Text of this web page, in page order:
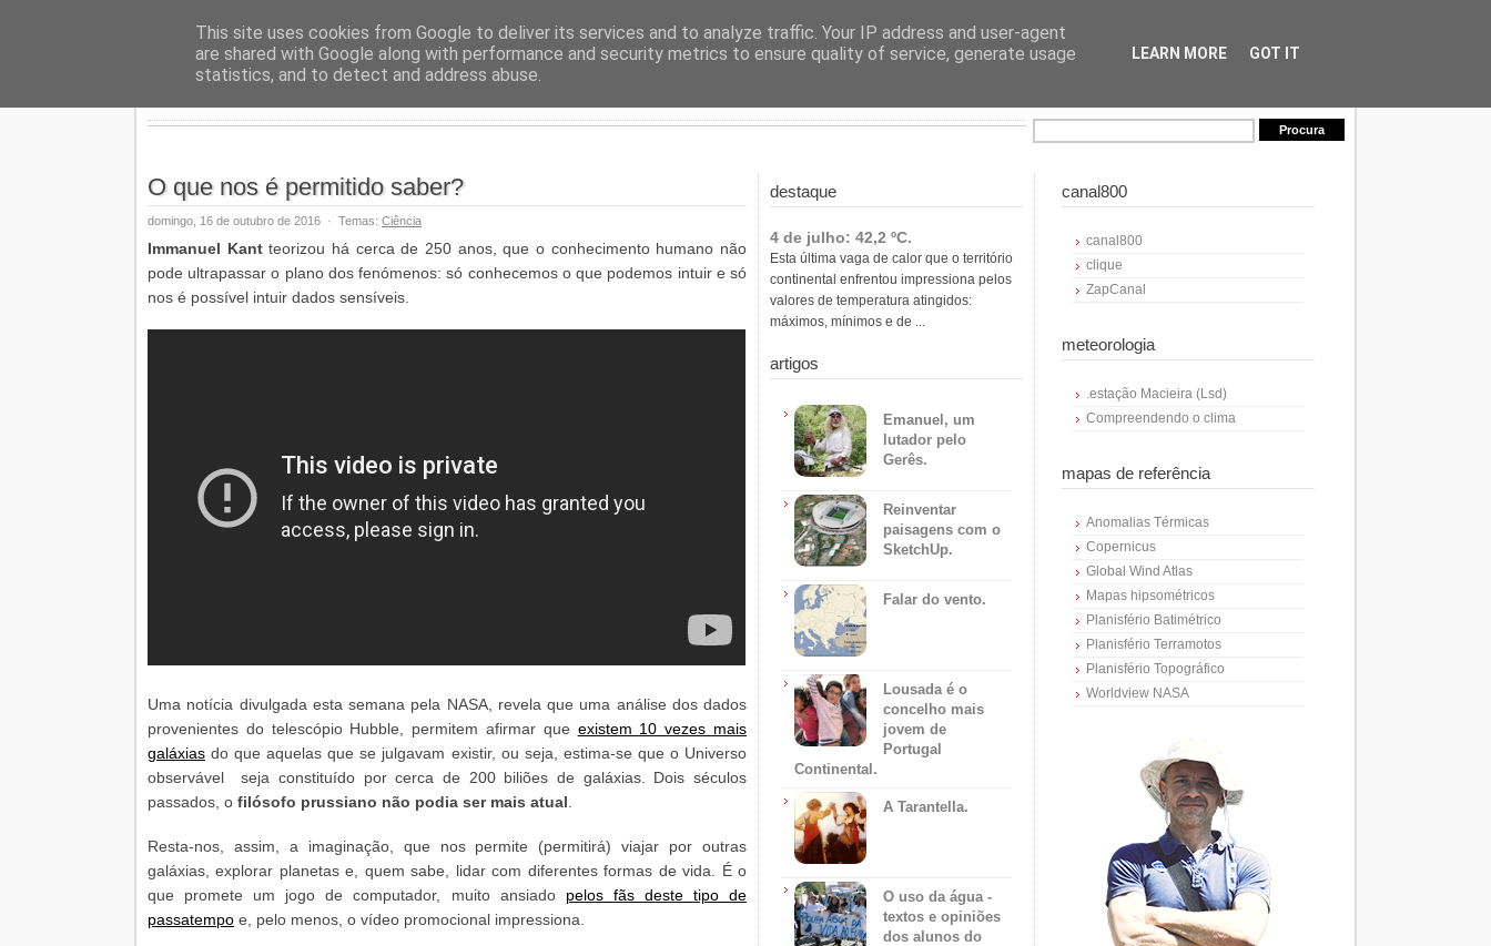
Geopalavras
O que nos é permitido saber?
domingo, 16 de outubro de 2016 · Temas: Ciência
Immanuel Kantteorizou há cerca de 250 anos, que o conhecimento humano não
pode ultrapassar o plano dos fenómenos: só conhecemos o que podemos intuir e só
nos é possível intuir dados sensíveis.
Uma notícia divulgada esta semana pela NASA, revela que uma análise dos dados
provenientes do telescópio Hubble, permitem afirmar que existem 10 vezes mais
galáxias do que aquelas que se julgavam existir, ou seja, estima-se que o Universo
observável seja constituído por cerca de 200 biliões de galáxias. Dois séculos
passados, o filósofo prussiano não podia ser mais atual
Resta-nos, assim, a imaginação, que nos permite (permitirá) viajar por outras
galáxias, explorar planetas e, quem sabe, lidar com diferentes formas de vida. É o
que promete um jogo de computador, muito ansiado pelos fãs deste tipo de
passatempo e, pelo menos, o vídeo promocional impressiona.
destaque
4 de julho: 42,2 ºC.
Esta última vaga de calor que o território
continental enfrentou impressiona pelos
valores de temperatura atingidos:
máximos, mínimos e de ...
artigos
Emanuel, um
lutador pelo
Gerês.
Reinventar
paisagens com o
SketchUp.
Falar do vento.
Lousada é o
concelho mais
jovem de
Portugal
Continental.
A Tarantella.
O uso da água -
textos e opiniões
dos alunos do
canal800
canal800
clique
ZapCanal
meteorologia
.estação Macieira (Lsd)
Compreendendo o clima
mapas de referência
Anomalias Térmicas
Copernicus
Global Wind Atlas
Mapas hipsométricos
Planisfério Batimétrico
Planisfério Terramotos
Planisfério Topográfico
Worldview NASA
This site uses cookies from Google to deliver its services and to analyze traffic. Your IP address and user-agent
are shared with Google along with performance and security metrics to ensure quality of service, generate usage
statistics, and to detect and address abuse.
LEARN MORE GOT IT